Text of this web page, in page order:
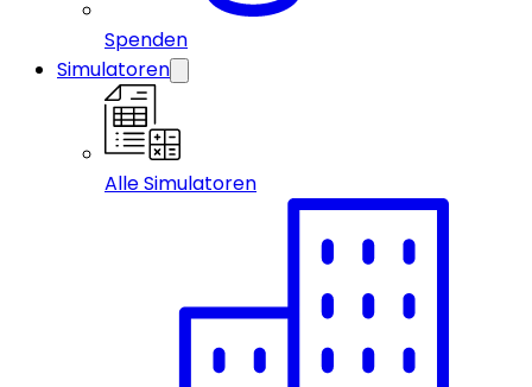
Spenden
Simulatoren
Alle Simulatoren